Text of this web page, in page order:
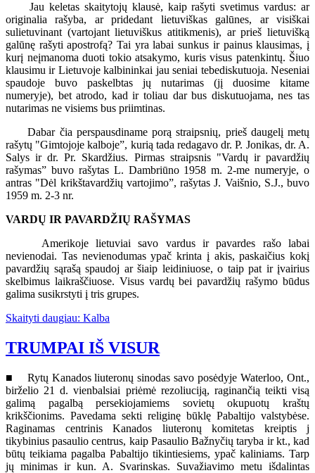
Jau keletas skaitytojų klausė, kaip rašyti svetimus vardus: ar
originalia rašyba, ar pridedant lietuviškas galūnes, ar visiškai
sulietuvinant (vartojant lietuviškus atitikmenis), ar prieš lietuvišką
galūnę rašyti apostrofą? Tai yra labai sunkus ir painus klausimas, į
kurį neįmanoma duoti tokio atsakymo, kuris visus patenkintų. Šiuo
klausimu ir Lietuvoje kalbininkai jau seniai tebediskutuoja. Neseniai
spaudoje buvo paskelbtas jų nutarimas (jį duosime kitame
numeryje), bet atrodo, kad ir toliau dar bus diskutuojama, nes tas
nutarimas ne visiems bus priimtinas.
Dabar čia perspausdiname porą straipsnių, prieš daugelį metų
rašytų "Gimtojoje kalboje”, kurią tada redagavo dr. P. Jonikas, dr. A.
Salys ir dr. Pr. Skardžius. Pirmas straipsnis "Vardų ir pavardžių
rašymas” buvo rašytas L. Dambriūno 1958 m. 2-me numeryje, o
antras "Dėl krikštavardžių vartojimo”, rašytas J. Vaišnio, S.J., buvo
1959 m. 2-3 nr.
VARDŲ IR PAVARDŽIŲ RAŠYMAS
Amerikoje lietuviai savo vardus ir pavardes rašo labai
nevienodai. Tas nevienodumas ypač krinta į akis, paskaičius kokį
pavardžių sąrašą spaudoj ar šiaip leidiniuose, o taip pat ir įvairius
skelbimus laikraščiuose. Visus vardų bei pavardžių rašymo būdus
galima susikrstyti į tris grupes.
Skaityti daugiau: Kalba
TRUMPAI IŠ VISUR
■ Rytų Kanados liuteronų sinodas savo posėdyje Waterloo, Ont.,
birželio 21 d. vienbalsiai priėmė rezoliuciją, raginančią teikti visą
galimą pagalbą persekiojamiems sovietų okupuotų kraštų
krikščionims. Pavedama sekti religinę būklę Pabaltijo valstybėse.
Raginamas centrinis Kanados liuteronų komitetas kreiptis j
tikybinius pasaulio centrus, kaip Pasaulio Bažnyčių taryba ir kt., kad
būtų teikiama pagalba Pabaltijo tikintiesiems, ypač kaliniams. Tarp
jų minimas ir kun. A. Svarinskas. Suvažiavimo metu išdalintas